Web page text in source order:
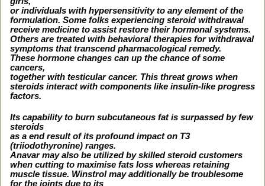
or individuals with hypersensitivity to any element of the
formulation. Some folks experiencing steroid withdrawal
receive medicine to assist restore their hormonal systems.
Others are treated with behavioral therapies for withdrawal
symptoms that transcend pharmacological remedy.
These hormone changes can up the chance of some
cancers,
together with testicular cancer. This threat grows when
steroids interact with components like insulin-like progress
factors.
Its capability to burn subcutaneous fat is surpassed by few
steroids
as a end result of its profound impact on T3
(triiodothyronine) ranges.
Anavar may also be utilized by skilled steroid customers
when cutting to maximise fats loss whereas retaining
muscle tissue. Winstrol may additionally be troublesome
for the joints due to its